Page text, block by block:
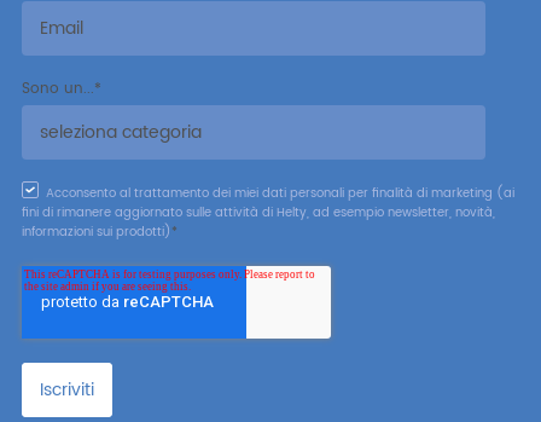
Sono un...*
Acconsento al trattamento dei miei dati personali per finalità di marketing (ai
fini di rimanere aggiornato sulle attività di Helty, ad esempio newsletter, novità,
informazioni sui prodotti)*